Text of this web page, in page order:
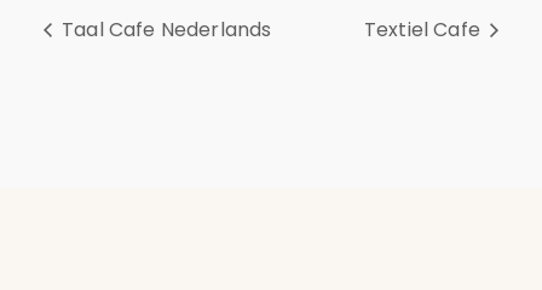
Taal Cafe Nederlands Textiel Cafe